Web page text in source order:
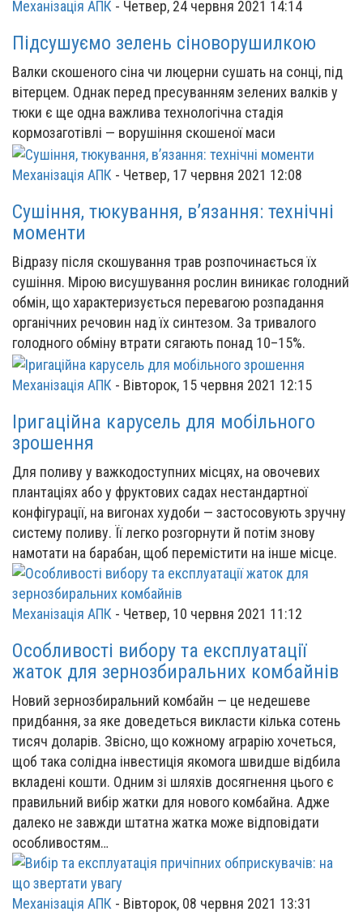
Механізація АПК - Четвер, 24 червня 2021 14:14
Підсушуємо зелень сіноворушилкою
Валки скошеного сіна чи люцерни сушать на сонці, під
вітерцем. Однак перед пресуванням зелених валків у
тюки є ще одна важлива технологічна стадія
кормозаготівлі — ворушіння скошеної маси
Механізація АПК - Четвер, 17 червня 2021 12:08
Сушіння, тюкування, в’язання: технічні
моменти
Відразу після скошування трав розпочинається їх
сушіння. Мірою висушування рослин виникає голодний
обмін, що характеризується перевагою розпадання
органічних речовин над їх синтезом. За тривалого
голодного обміну втрати сягають понад 10–15%.
Механізація АПК - Вівторок, 15 червня 2021 12:15
Іригаційна карусель для мобільного
зрошення
Для поливу у важкодоступних місцях, на овочевих
плантаціях або у фруктових садах нестандартної
конфігурації, на вигонах худоби — застосовують зручну
систему поливу. Її легко розгорнути й потім знову
намотати на барабан, щоб перемістити на інше місце.
Механізація АПК - Четвер, 10 червня 2021 11:12
Особливості вибору та експлуатації
жаток для зернозбиральних комбайнів
Новий зернозбиральний комбайн — це недешеве
придбання, за яке доведеться викласти кілька сотень
тисяч доларів. Звісно, що кожному аграрію хочеться,
щоб така солідна інвестиція якомога швидше відбила
вкладені кошти. Одним зі шляхів досягнення цього є
правильний вибір жатки для нового комбайна. Адже
далеко не завжди штатна жатка може відповідати
особливостям…
Механізація АПК - Вівторок, 08 червня 2021 13:31